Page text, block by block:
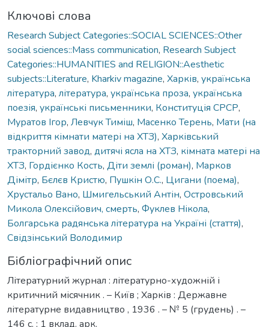
Ключові слова
Research Subject Categories::SOCIAL SCIENCES::Other
social sciences::Mass communication, Research Subject
Categories::HUMANITIES and RELIGION::Aesthetic
subjects::Literature, Kharkiv magazine, Харків, українська
література, література, українська проза, українська
поезія, українські письменники, Конституція СРСР,
Муратов Ігор, Левчук Тиміш, Масенко Терень, Мати (на
відкриття кімнати матері на ХТЗ), Харківський
тракторний завод, дитячі ясла на ХТЗ, кімната матері на
ХТЗ, Гордієнко Кость, Діти землі (роман), Марков
Дімітр, Бєлєв Кристю, Пушкін О.С., Цигани (поема),
Хрустальо Вано, Шмигельський Антін, Островський
Микола Олексійович, смерть, Фуклев Нікола,
Болгарська радянська література на Україні (стаття),
Свідзінський Володимир
Бібліографічний опис
Літературний журнал : літературно-художній і
критичний місячник . – Київ ; Харків : Державне
літературне видавництво , 1936 . – № 5 (грудень) . –
146 с. ; 1 вклад. арк.